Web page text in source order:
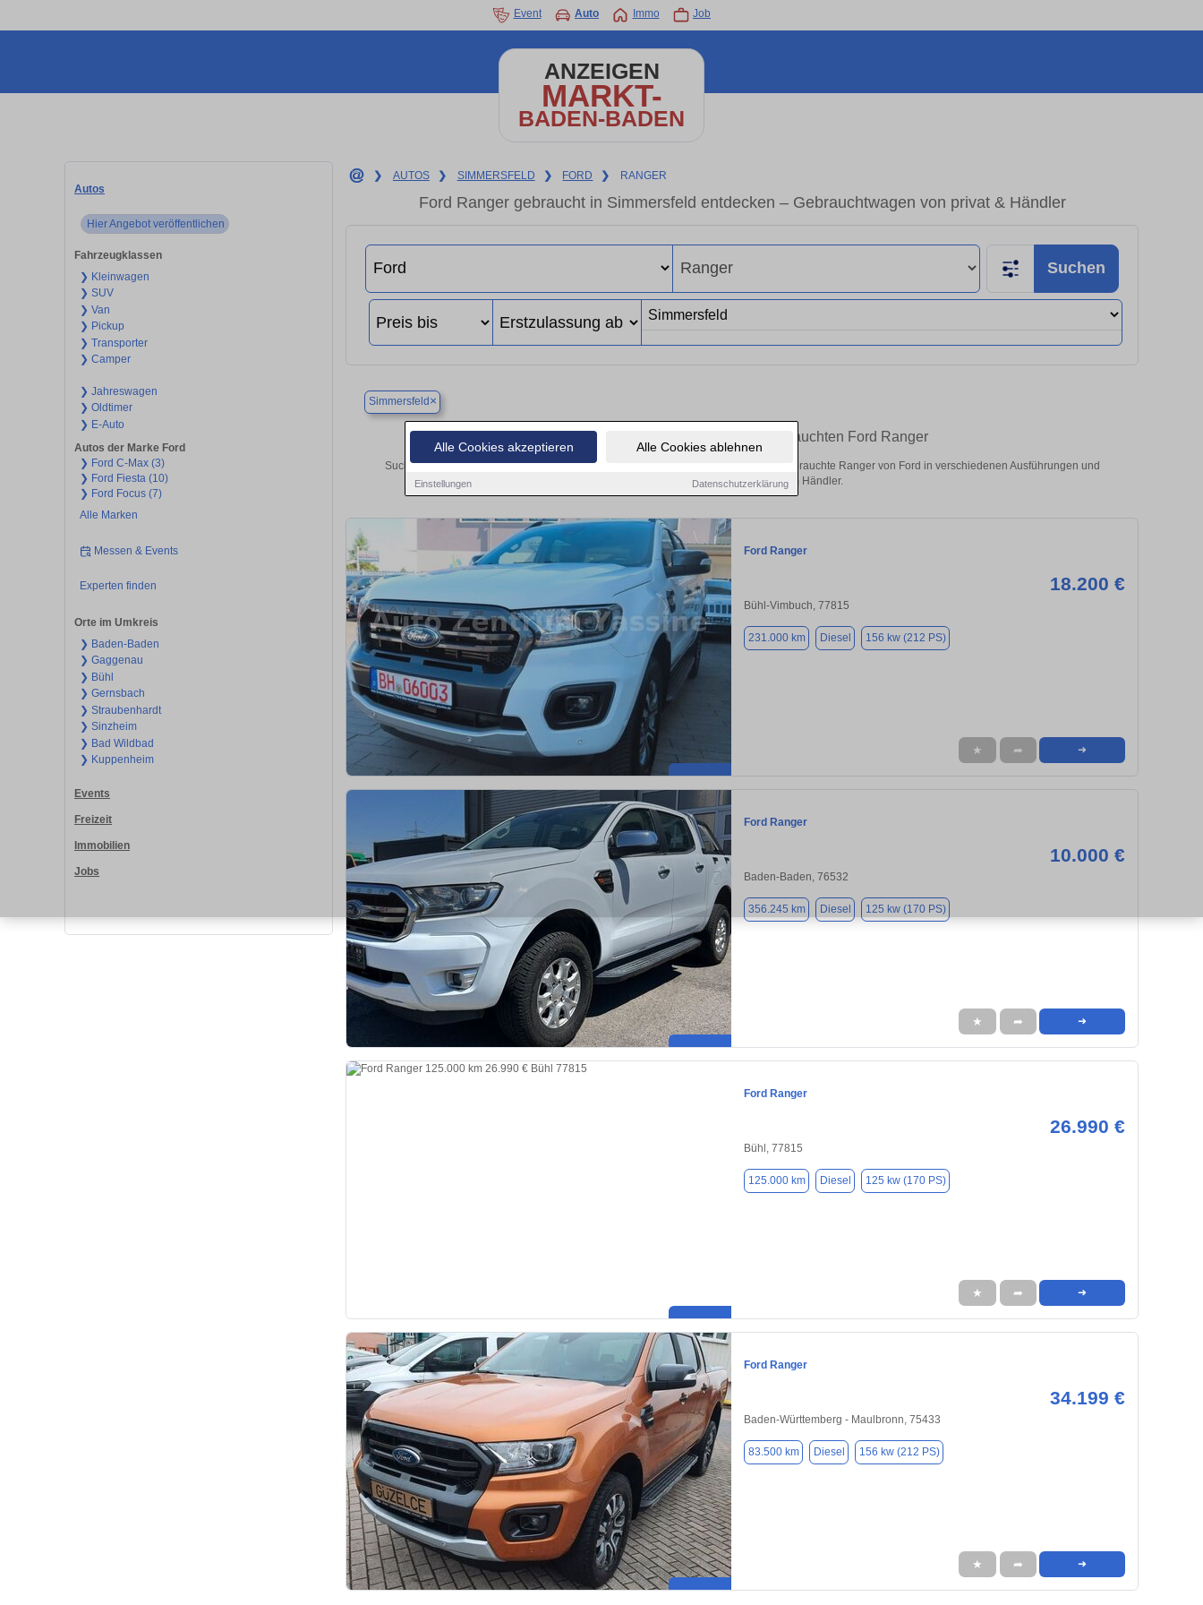
Alle Cookies akzeptieren Alle Cookies ablehnen
Einstellungen Datenschutzerklärung
Event Auto Immo Job
ANZEIGEN
MARKT-
BADEN-BADEN
Autos
Hier Angebot veröffentlichen
Fahrzeugklassen
❯ Kleinwagen
❯ SUV
❯ Van
❯ Pickup
❯ Transporter
❯ Camper
❯ Jahreswagen
❯ Oldtimer
❯ E-Auto
Autos der Marke Ford
❯ Ford C-Max (3)
❯ Ford Fiesta (10)
❯ Ford Focus (7)
Alle Marken
Messen & Events
Experten finden
Orte im Umkreis
❯ Baden-Baden
❯ Gaggenau
❯ Bühl
❯ Gernsbach
❯ Straubenhardt
❯ Sinzheim
❯ Bad Wildbad
❯ Kuppenheim
Events
Freizeit
Immobilien
Jobs
❯ AUTOS ❯ SIMMERSFELD ❯ FORD ❯ RANGER
Ford Ranger gebraucht in Simmersfeld entdecken – Gebrauchtwagen von privat & Händler
Suchen
Simmersfeld ×
Finden Sie in Simmersfeld Ihren gebrauchten Ford Ranger
Suchen Sie in Simmersfeld einen Ford Ranger Gebrauchtwagen? Entdecken Sie gebrauchte Ranger von Ford in verschiedenen Ausführungen und
Preisklassen von privat und vom Händler.
Ford Ranger
18.200 €
Bühl-Vimbuch, 77815
231.000 km Diesel 156 kw (212 PS)
★ ➦ ➜
Ford Ranger
10.000 €
Baden-Baden, 76532
356.245 km Diesel 125 kw (170 PS)
★ ➦ ➜
Ford Ranger
26.990 €
Bühl, 77815
125.000 km Diesel 125 kw (170 PS)
★ ➦ ➜
Ford Ranger
34.199 €
Baden-Württemberg - Maulbronn, 75433
83.500 km Diesel 156 kw (212 PS)
★ ➦ ➜